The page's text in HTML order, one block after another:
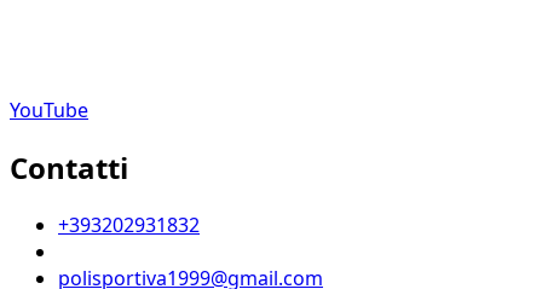
YouTube
Contatti
+393202931832
polisportiva1999@gmail.com